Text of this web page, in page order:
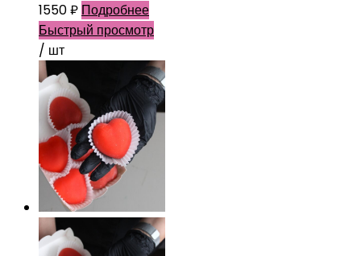
1550₽ Подробнее
Быстрый просмотр
/ шт